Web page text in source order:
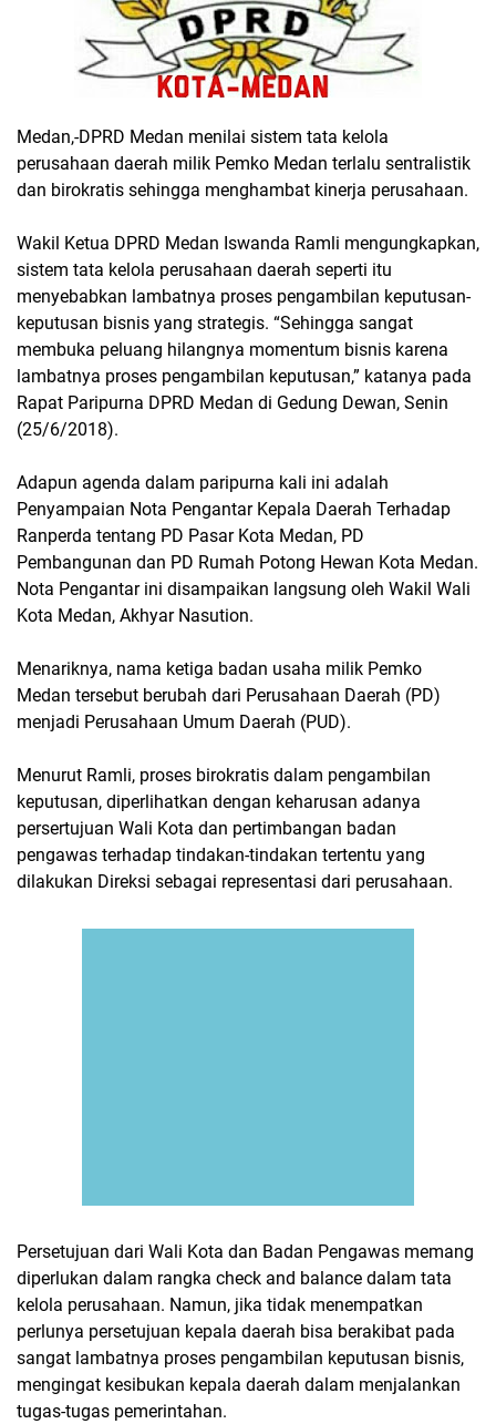
Medan,-DPRD Medan menilai sistem tata kelola
perusahaan daerah milik Pemko Medan terlalu sentralistik
dan birokratis sehingga menghambat kinerja perusahaan.
Wakil Ketua DPRD Medan Iswanda Ramli mengungkapkan,
sistem tata kelola perusahaan daerah seperti itu
menyebabkan lambatnya proses pengambilan keputusan-
keputusan bisnis yang strategis. “Sehingga sangat
membuka peluang hilangnya momentum bisnis karena
lambatnya proses pengambilan keputusan,” katanya pada
Rapat Paripurna DPRD Medan di Gedung Dewan, Senin
(25/6/2018).
Adapun agenda dalam paripurna kali ini adalah
Penyampaian Nota Pengantar Kepala Daerah Terhadap
Ranperda tentang PD Pasar Kota Medan, PD
Pembangunan dan PD Rumah Potong Hewan Kota Medan.
Nota Pengantar ini disampaikan langsung oleh Wakil Wali
Kota Medan, Akhyar Nasution.
Menariknya, nama ketiga badan usaha milik Pemko
Medan tersebut berubah dari Perusahaan Daerah (PD)
menjadi Perusahaan Umum Daerah (PUD).
Menurut Ramli, proses birokratis dalam pengambilan
keputusan, diperlihatkan dengan keharusan adanya
persertujuan Wali Kota dan pertimbangan badan
pengawas terhadap tindakan-tindakan tertentu yang
dilakukan Direksi sebagai representasi dari perusahaan.
Persetujuan dari Wali Kota dan Badan Pengawas memang
diperlukan dalam rangka check and balance dalam tata
kelola perusahaan. Namun, jika tidak menempatkan
perlunya persetujuan kepala daerah bisa berakibat pada
sangat lambatnya proses pengambilan keputusan bisnis,
mengingat kesibukan kepala daerah dalam menjalankan
tugas-tugas pemerintahan.